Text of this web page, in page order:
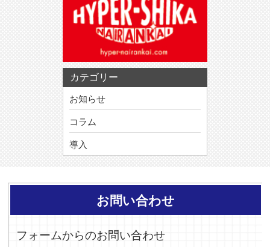
カテゴリー
お知らせ
コラム
導入
お問い合わせ
フォームからのお問い合わせ